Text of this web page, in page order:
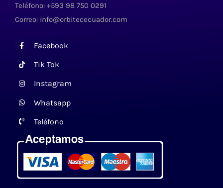
Teléfono: +593 98 750 0291
Correo: info@orbitececuador.com
Facebook
Tik Tok
Instagram
Whatsapp
Teléfono